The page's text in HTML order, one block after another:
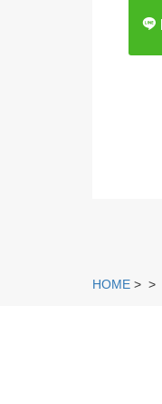
HOME > >